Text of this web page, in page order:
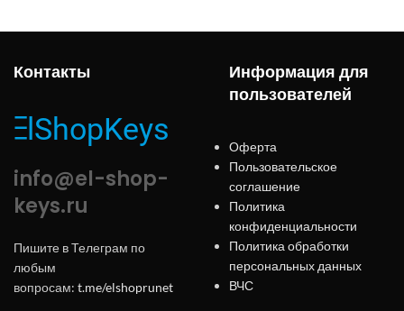
Контакты
info@el-shop-
keys.ru
Пишите в Телеграм по
любым
вопросам: t.me/elshoprunet
Информация для
пользователей
Оферта
Пользовательское
соглашение
Политика
конфиденциальности
Политика обработки
персональных данных
ВЧС